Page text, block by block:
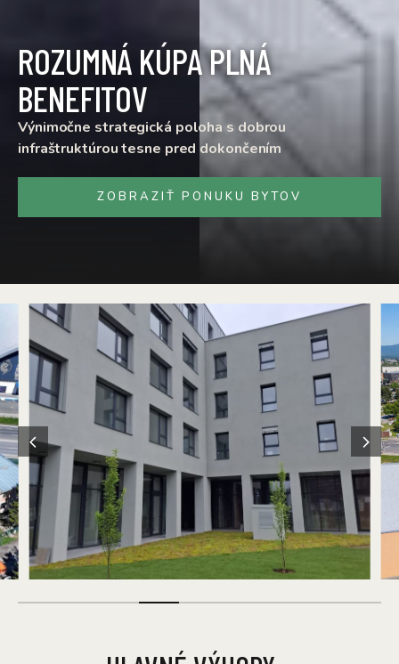
ROZUMNÁ KÚPA PLNÁ
BENEFITOV
Výnimočne strategická poloha s dobrou
infraštruktúrou tesne pred dokončením
ZOBRAZIŤ PONUKU BYTOV